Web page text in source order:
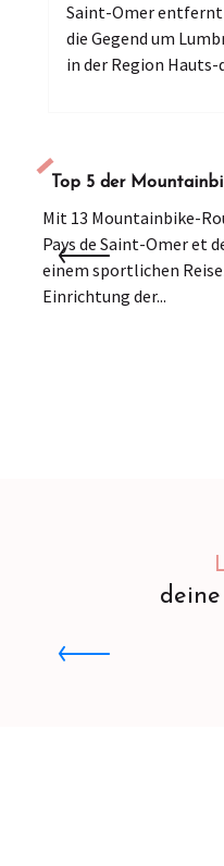
Saint-Omer entfernt
die Gegend um
in der Region Hauts-
Top 5 der
Mit 13 Mountainbike-
Pays de Saint-Omer et
einem sportlichen
Einrichtung der...
Auf Wanderwegen